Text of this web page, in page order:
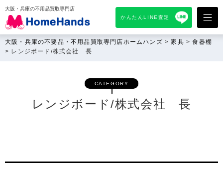
大阪・兵庫の不用品買取専門店
かんたんLINE査定
大阪・兵庫の不要品・不用品買取専門店ホームハンズ >家具 >食器棚
> レンジボード/株式会社 長
CATEGORY
レンジボード/株式会社 長